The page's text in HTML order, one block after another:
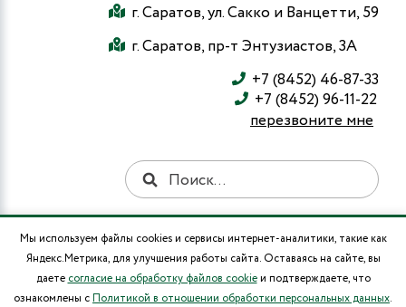
г. Саратов, ул. Сакко и Ванцетти, 59
г. Саратов, пр-т Энтузиастов, 3А
+7 (8452) 46-87-33
+7 (8452) 96-11-22
перезвоните мне
Информация и цены, представленные на сайте, являются справочными и не
являются публичной офертой. Лекарственные средства, медицинские
услуги, в том числе методы лечения, медицинская техника имеют
противопоказания к их применению и использованию. Существует
необходимость ознакомления с инструкцией по их применению и
Мы используем файлы cookies и сервисы интернет-аналитики, такие как
Яндекс.Метрика, для улучшения работы сайта. Оставаясь на сайте, вы
даете согласие на обработку файлов cookieи подтверждаете, что
ознакомлены сПолитикой в отношении обработки персональных данных.